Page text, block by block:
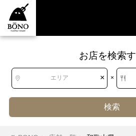
お店を検索
エリア × ×
検索
すべて 和歌山県
すべて アジア・エスニック
中
中南米料理（その他）